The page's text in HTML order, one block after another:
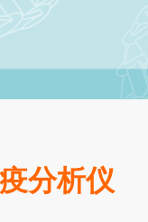
分析仪